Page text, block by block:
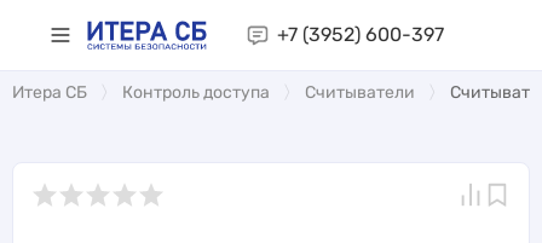
+7 (3952) 600-397
Итера СБ Контроль доступа Считыватели